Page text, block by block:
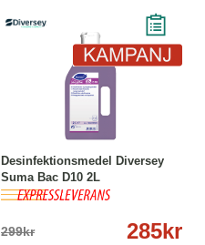
Desinfektionsmedel Diversey
Suma Bac D10 2L
299kr 285kr
Köp